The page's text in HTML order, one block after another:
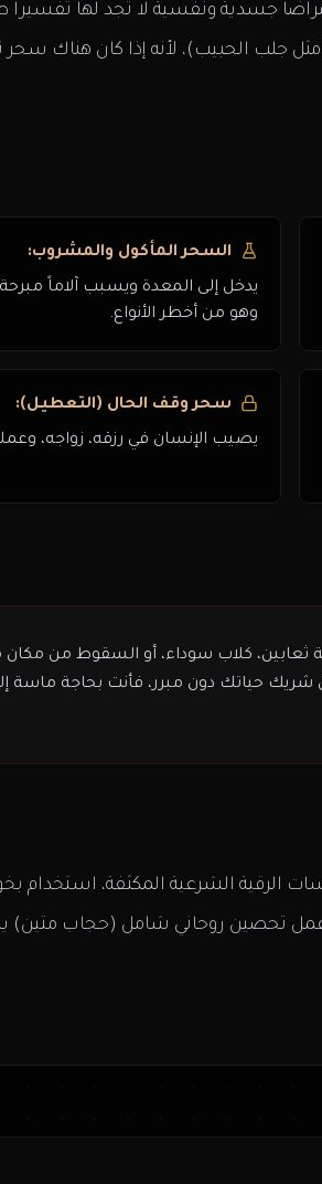
جسدية ونفسية لا تجد لها تفسيراً
جلب الحبيب)، لأنه إذا كان هناك سحر
السحر المأكول والمشروب:
يدخل إلى المعدة ويسبب آلاماً
وهو من أخطر الأنواع.
سحر وقف الحال (التعطيل):
يصيب الإنسان في رزقه، زواجه،
كلاب سوداء، أو السقوط من
شريك حياتك دون مبرر، فأنت بحاجة ماسة
الشرعية المكثفة، استخدام
وعمل تحصين روحاني شامل (حجاب متين)